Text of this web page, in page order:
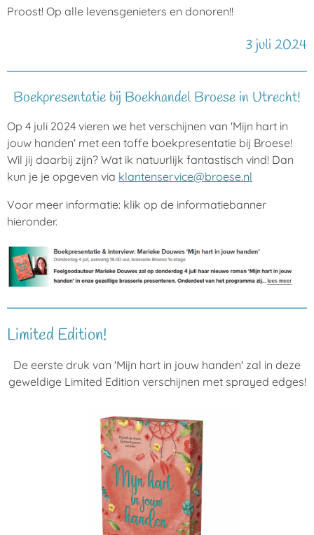
Proost! Op alle levensgenieters en donoren!!
3 juli 2024
Boekpresentatie bij Boekhandel Broese in Utrecht!
Op 4 juli 2024 vieren we het verschijnen van 'Mijn hart in
jouw handen' met een toffe boekpresentatie bij Broese!
Wil jij daarbij zijn? Wat ik natuurlijk fantastisch vind! Dan
kun je je opgeven via klantenservice@broese.nl
Voor meer informatie: klik op de informatiebanner
hieronder.
Limited Edition!
De eerste druk van 'Mijn hart in jouw handen' zal in deze
geweldige Limited Edition verschijnen met sprayed edges!